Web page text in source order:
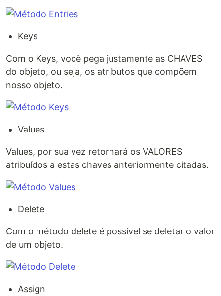
Keys
Com o Keys, você pega justamente as CHAVES
do objeto, ou seja, os atributos que compõem
nosso objeto.
Values
Values, por sua vez retornará os VALORES
atribuídos a estas chaves anteriormente citadas.
Delete
Com o método delete é possível se deletar o valor
de um objeto.
Assign